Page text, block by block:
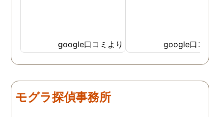
google口コミより google口コミ
モグラ探偵事務所